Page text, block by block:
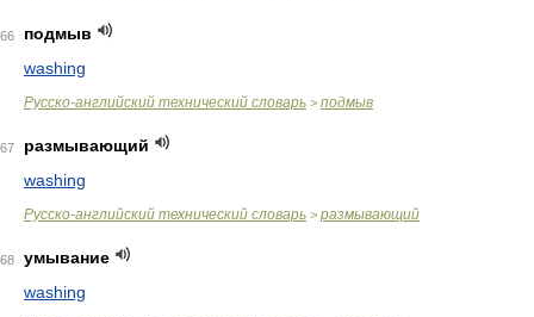
66
подмыв
washing
Русско-английский технический словарь > подмыв
67
размывающий
washing
Русско-английский технический словарь > размывающий
68
умывание
washing